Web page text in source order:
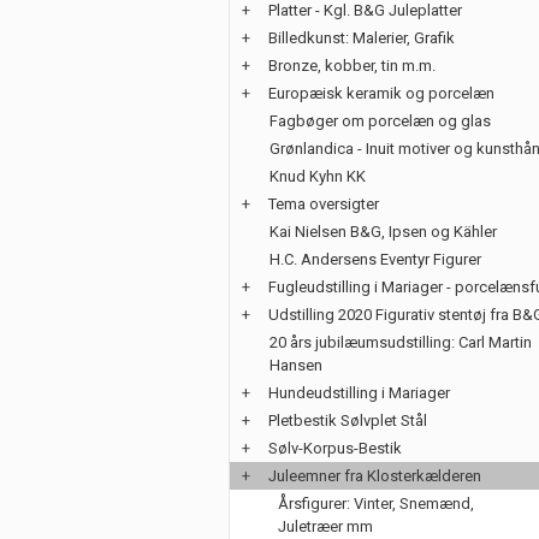
+
Platter - Kgl. B&G Juleplatter
+
Billedkunst: Malerier, Grafik
+
Bronze, kobber, tin m.m.
+
Europæisk keramik og porcelæn
Fagbøger om porcelæn og glas
Grønlandica - Inuit motiver og
Knud Kyhn KK
+
Tema oversigter
Kai Nielsen B&G, Ipsen og Kähler
H.C. Andersens Eventyr Figurer
+
Fugleudstilling i Mariager -
+
Udstilling 2020 Figurativ stentøj fra
20 års jubilæumsudstilling: Carl Martin
Hansen
+
Hundeudstilling i Mariager
+
Pletbestik Sølvplet Stål
+
Sølv-Korpus-Bestik
+
Juleemner fra Klosterkælderen
Årsfigurer: Vinter, Snemænd,
Juletræer mm